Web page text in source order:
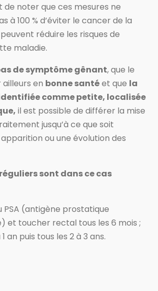
noter que ces mesures ne
à 100 % d’éviter le cancer de la
réduire les risques de
maladie.
de symptôme gênant, que le
en bonne santéet que la
comme petite, localisée
il est possible de différer la mise
jusqu’à ce que soit
ou une évolution des
sont dans ce cas
PSA (antigène prostatique
et toucher rectal tous les 6 mois ;
an puis tous les 2 à 3 ans.